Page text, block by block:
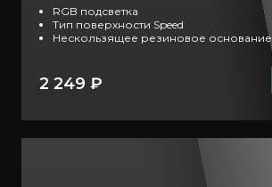
RGB подсветка
Тип поверхности Speed
Нескользящее резиновое основание
2 249 ₽